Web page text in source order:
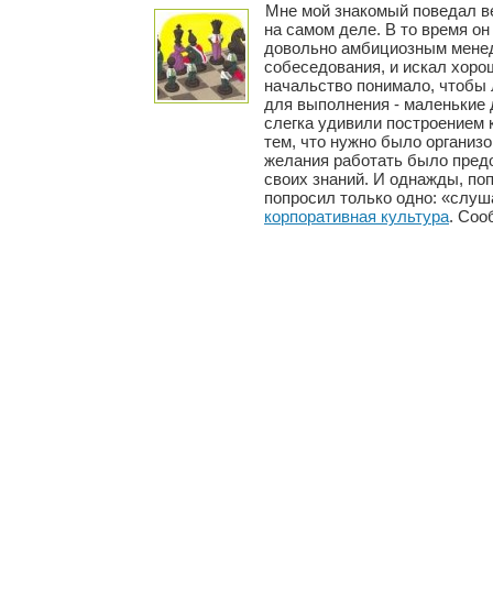
Мне мой знакомый поведал
на самом деле. В то время
довольно амбициозным
собеседования, и искал
начальство понимало,
для выполнения - маленькие
слегка удивили построением
тем, что нужно было
желания работать было
своих знаний. И однажды,
попросил только одно:
корпоративная культура.